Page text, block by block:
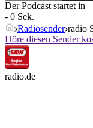
Der Podcast startet in
- 0 Sek.
Radiosender radio
Höre diesen Sender
radio.de